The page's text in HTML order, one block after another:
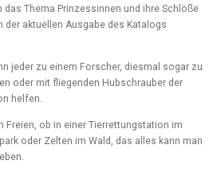
das Thema Prinzessinnen und ihre Schlöße
der aktuellen Ausgabe des Katalogs
jeder zu einem Forscher, diesmal sogar zu
oder mit fliegenden Hubschrauber der
helfen.
Freien, ob in einer Tierrettungstation im
oder Zelten im Wald, das alles kann man